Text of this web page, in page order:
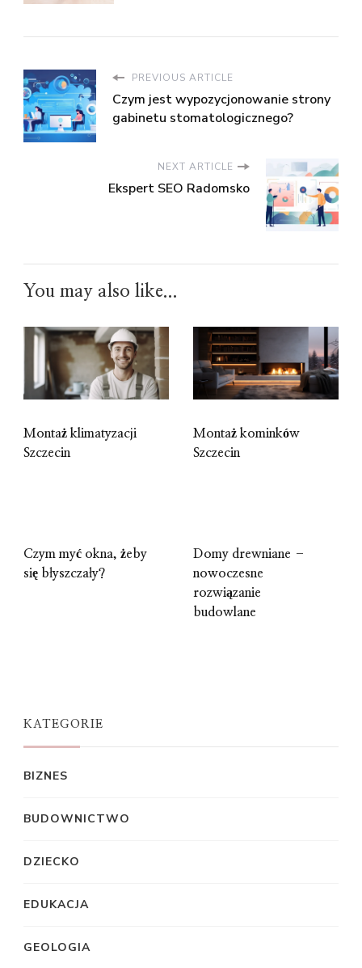
PREVIOUS ARTICLE
Czym jest wypozycjonowanie strony
gabinetu stomatologicznego?
NEXT ARTICLE
Ekspert SEO Radomsko
You may also like...
Montaż klimatyzacji
Szczecin
Montaż kominków
Szczecin
Czym myć okna, żeby
się błyszczały?
Domy drewniane –
nowoczesne
rozwiązanie
budowlane
KATEGORIE
BIZNES
BUDOWNICTWO
DZIECKO
EDUKACJA
GEOLOGIA